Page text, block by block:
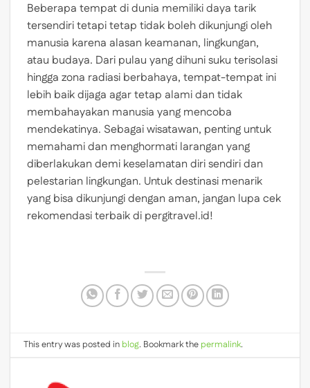
Beberapa tempat di dunia memiliki daya tarik
tersendiri tetapi tetap tidak boleh dikunjungi oleh
manusia karena alasan keamanan, lingkungan,
atau budaya. Dari pulau yang dihuni suku terisolasi
hingga zona radiasi berbahaya, tempat-tempat ini
lebih baik dijaga agar tetap alami dan tidak
membahayakan manusia yang mencoba
mendekatinya. Sebagai wisatawan, penting untuk
memahami dan menghormati larangan yang
diberlakukan demi keselamatan diri sendiri dan
pelestarian lingkungan. Untuk destinasi menarik
yang bisa dikunjungi dengan aman, jangan lupa cek
rekomendasi terbaik di pergitravel.id!
This entry was posted in blog. Bookmark the permalink.